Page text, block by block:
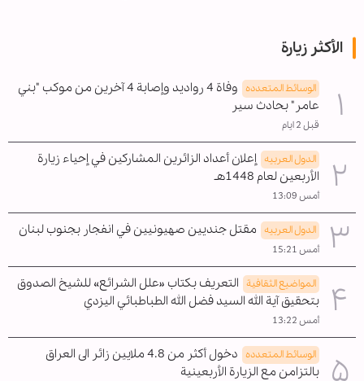
الأكثر زيارة
الوسائط المتعدده
وفاة 4 رواديد وإصابة 4 آخرين من موكب "بني
عامر" بحادث سير
قبل 2 ايام
الدول العربیه إعلان أعداد الزائرين المشاركين في إحياء زيارة
الأربعين لعام 1448هـ
أمس 13:09
الدول العربیه مقتل جنديين صهيونيين في انفجار بجنوب لبنان
أمس 15:21
المواضیع الثقافية التعريف بكتاب «علل الشرائع» للشيخ الصدوق
بتحقيق آية الله السيد فضل الله الطباطبائي اليزدي
أمس 13:22
الوسائط المتعدده
دخول أكثر من 4.8 ملايين زائر الى العراق
بالتزامن مع الزيارة الأربعينية